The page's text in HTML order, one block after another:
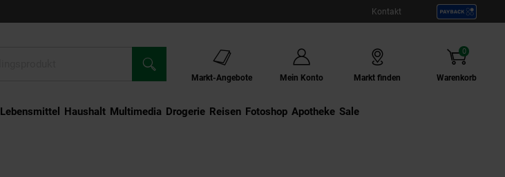
Kontakt
Markt-Angebote Mein Konto Markt finden Warenkorb
0
Artikel
Lebensmittel Haushalt Multimedia Drogerie Externer Link:
Reisen Externer Link:
Fotoshop Externer Link:
Apotheke Sale